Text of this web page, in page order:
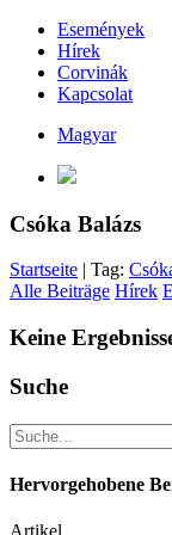
Események
Hírek
Corvinák
Kapcsolat
Magyar
Csóka Balázs
Startseite | Tag:
Alle Beiträge Hírek
Keine
Suche
Hervorgehobene